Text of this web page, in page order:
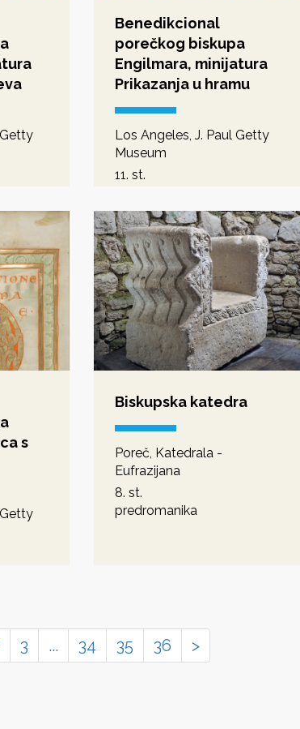
Benedikcional
porečkog biskupa
Engilmara, minijatura
Prikazanja u hramu
Los Angeles, J. Paul Getty
Museum
11. st.
s
Biskupska katedra
Poreč, Katedrala -
Eufrazijana
8. st.
predromanika
3 ... 34 35 36 >